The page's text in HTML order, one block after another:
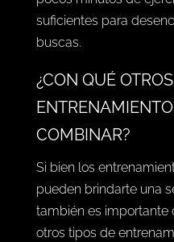
suficientes para
buscas.
¿CON QUÉ
COMBINAR?
Si bien los
pueden brindarte una
también es
otros tipos de